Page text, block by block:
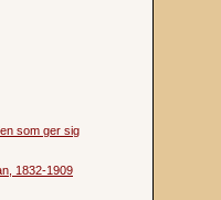
som ger sig
1832-1909